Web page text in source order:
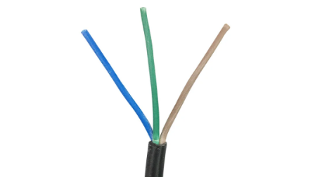
Ativar tradutor em libras